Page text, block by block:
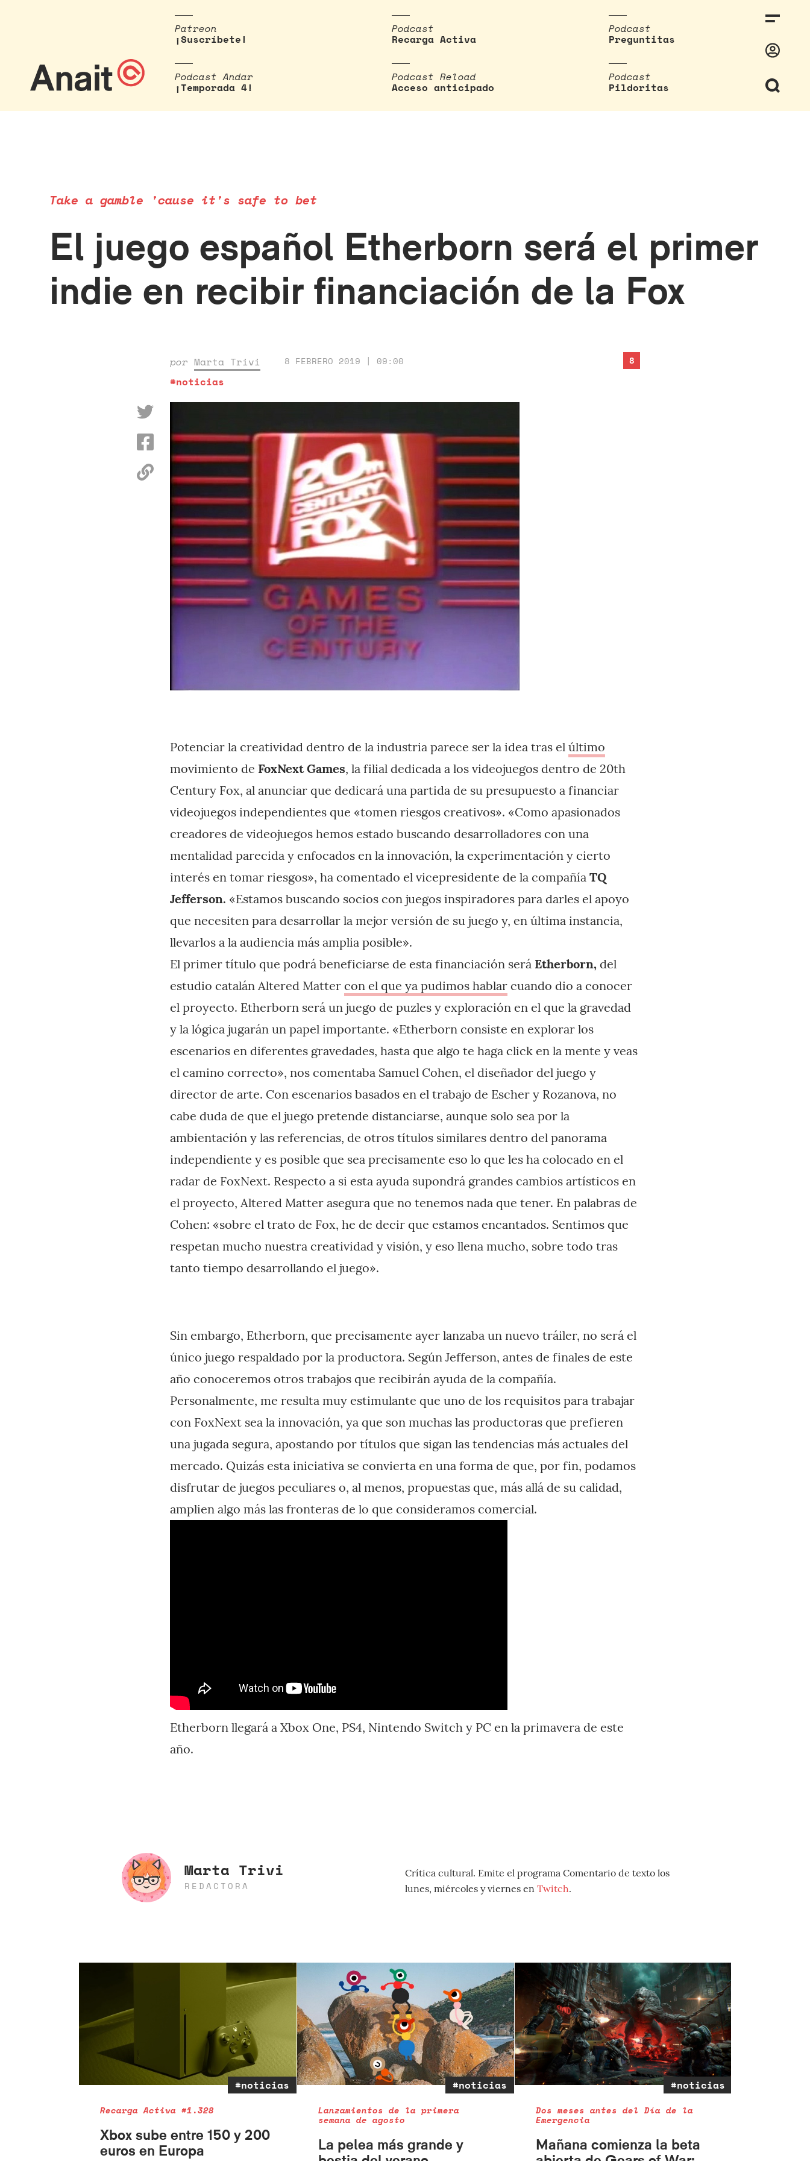
Patreon
¡Suscríbete!
Podcast
Recarga Activa
Podcast
Preguntitas
Podcast Andar
¡Temporada 4!
Podcast Reload
Acceso anticipado
Podcast
Pildoritas
Take a gamble 'cause it's safe to bet
El juego español Etherborn será el primer
indie en recibir financiación de la Fox
por Marta Trivi 8 FEBRERO 2019 | 09:00
#noticias
8
Potenciar la creatividad dentro de la industria parece ser la idea tras el último
movimiento de FoxNext Games, la filial dedicada a los videojuegos dentro de 20th
Century Fox, al anunciar que dedicará una partida de su presupuesto a financiar
videojuegos independientes que «tomen riesgos creativos». «Como apasionados
creadores de videojuegos hemos estado buscando desarrolladores con una
mentalidad parecida y enfocados en la innovación, la experimentación y cierto
interés en tomar riesgos», ha comentado el vicepresidente de la compañía TQ
Jefferson. «Estamos buscando socios con juegos inspiradores para darles el apoyo
que necesiten para desarrollar la mejor versión de su juego y, en última instancia,
llevarlos a la audiencia más amplia posible».
El primer título que podrá beneficiarse de esta financiación será Etherborn, del
estudio catalán Altered Matter con el que ya pudimos hablar cuando dio a conocer
el proyecto. Etherborn será un juego de puzles y exploración en el que la gravedad
y la lógica jugarán un papel importante. «Etherborn consiste en explorar los
escenarios en diferentes gravedades, hasta que algo te haga click en la mente y veas
el camino correcto», nos comentaba Samuel Cohen, el diseñador del juego y
director de arte. Con escenarios basados en el trabajo de Escher y Rozanova, no
cabe duda de que el juego pretende distanciarse, aunque solo sea por la
ambientación y las referencias, de otros títulos similares dentro del panorama
independiente y es posible que sea precisamente eso lo que les ha colocado en el
radar de FoxNext. Respecto a si esta ayuda supondrá grandes cambios artísticos en
el proyecto, Altered Matter asegura que no tenemos nada que tener. En palabras de
Cohen: «sobre el trato de Fox, he de decir que estamos encantados. Sentimos que
respetan mucho nuestra creatividad y visión, y eso llena mucho, sobre todo tras
tanto tiempo desarrollando el juego».
Sin embargo, Etherborn, que precisamente ayer lanzaba un nuevo tráiler, no será el
único juego respaldado por la productora. Según Jefferson, antes de finales de este
año conoceremos otros trabajos que recibirán ayuda de la compañía.
Personalmente, me resulta muy estimulante que uno de los requisitos para trabajar
con FoxNext sea la innovación, ya que son muchas las productoras que prefieren
una jugada segura, apostando por títulos que sigan las tendencias más actuales del
mercado. Quizás esta iniciativa se convierta en una forma de que, por fin, podamos
disfrutar de juegos peculiares o, al menos, propuestas que, más allá de su calidad,
amplien algo más las fronteras de lo que consideramos comercial.
Etherborn llegará a Xbox One, PS4, Nintendo Switch y PC en la primavera de este
año.
Marta Trivi
REDACTORA
Crítica cultural. Emite el programa Comentario de texto los
lunes, miércoles y viernes en Twitch.
#noticias
Recarga Activa #1.328
Xbox sube entre 150 y 200
euros en Europa
#noticias
Lanzamientos de la primera
semana de agosto
La pelea más grande y
#noticias
Dos meses antes del Día de la
Emergencia
Mañana comienza la beta